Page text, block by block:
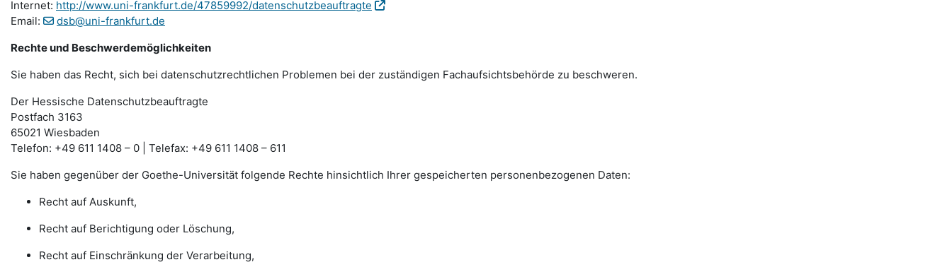
Internet: http://www.uni-frankfurt.de/47859992/datenschutzbeauftragte
Email:
dsb@uni-frankfurt.de
Rechte und Beschwerdemöglichkeiten
Sie haben das Recht, sich bei datenschutzrechtlichen Problemen bei der zuständigen Fachauf­sichts­behörde zu beschweren.
Der Hessische Datenschutzbeauftragte
Postfach 3163
65021 Wiesbaden
Telefon: +49 611 1408 – 0 | Telefax: +49 611 1408 – 611
Sie haben gegenüber der Goethe-Universität folgende Rechte hinsichtlich Ihrer gespeicherten personen­bezogenen Daten:
Recht auf Auskunft,
Recht auf Berichtigung oder Löschung,
Recht auf Einschränkung der Verarbeitung,